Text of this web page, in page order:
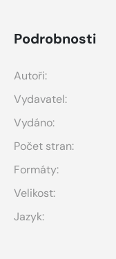
Podrobnosti
Autoři:
Vydavatel:
Vydáno:
Počet stran:
Formáty:
Velikost:
Jazyk: